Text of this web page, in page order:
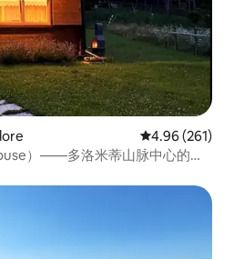
平均评分 4.96
4.96 (261)
）——多洛米蒂山脉中心的度